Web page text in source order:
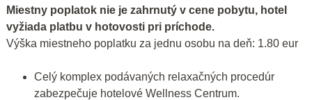
Miestny poplatok nie je zahrnutý v cene pobytu, hotel
vyžiada platbu v hotovosti pri príchode.
Výška miestneho poplatku za jednu osobu na deň: 1.80 eur
Celý komplex podávaných relaxačných procedúr
zabezpečuje hotelové Wellness Centrum.